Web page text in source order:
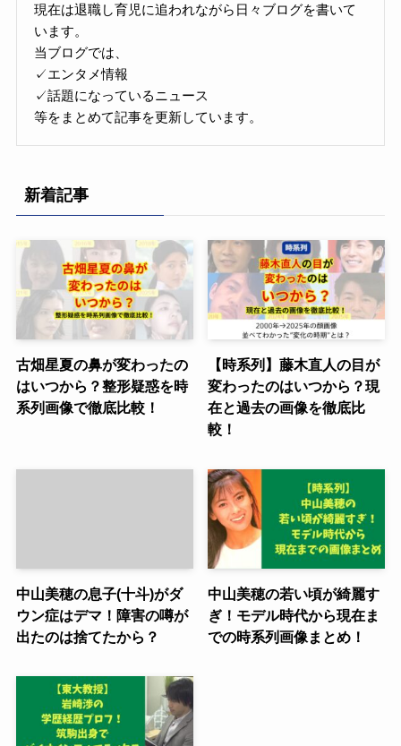
現在は退職し育児に追われながら日々ブログを書いて
います。
当ブログでは、
✓エンタメ情報
✓話題になっているニュース
等をまとめて記事を更新しています。
新着記事
古畑星夏の鼻が変わったの
はいつから？整形疑惑を時
系列画像で徹底比較！
【時系列】藤木直人の目が
変わったのはいつから？現
在と過去の画像を徹底比
較！
中山美穂の息子(十斗)がダ
ウン症はデマ！障害の噂が
出たのは捨てたから？
中山美穂の若い頃が綺麗す
ぎ！モデル時代から現在ま
での時系列画像まとめ！